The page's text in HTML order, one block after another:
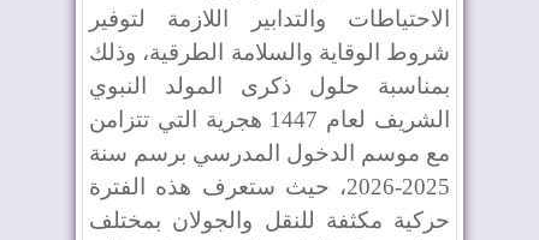
الاحتياطات والتدابير اللازمة لتوفير
شروط الوقاية والسلامة الطرقية، وذلك
بمناسبة حلول ذكرى المولد النبوي
الشريف لعام 1447 هجرية التي تتزامن
مع موسم الدخول المدرسي برسم سنة
2025-2026، حيث ستعرف هذه الفترة
حركية مكثفة للنقل والجولان بمختلف